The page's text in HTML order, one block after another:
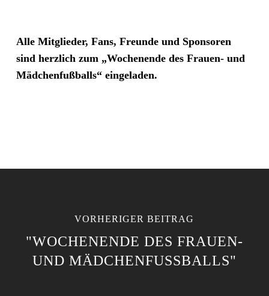
Alle Mitglieder, Fans, Freunde und Sponsoren
sind herzlich zum „Wochenende des Frauen- und
Mädchenfußballs“ eingeladen.
VORHERIGER BEITRAG
"WOCHENENDE DES FRAUEN-
UND MÄDCHENFUSSBALLS"